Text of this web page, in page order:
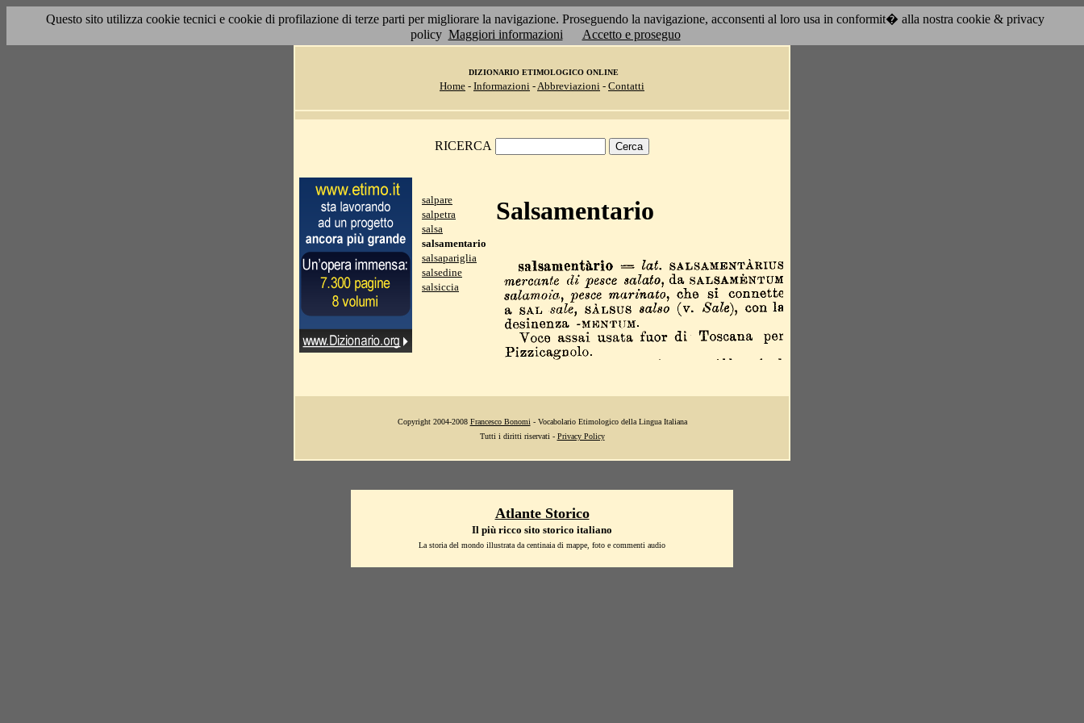
Questo sito utilizza cookie tecnici e cookie di profilazione di terze parti per migliorare la navigazione. Proseguendo la navigazione, acconsenti al loro usa in conformit� alla nostra cookie & privacy
policy Maggiori informazioni Accetto e proseguo
DIZIONARIO ETIMOLOGICO ONLINE
Home - Informazioni -Abbreviazioni - Contatti
RICERCA
salpare
salpetra
salsa
salsamentario
salsapariglia
salsedine
salsiccia
Salsamentario
Copyright 2004-2008 Francesco Bonomi - Vocabolario Etimologico della Lingua Italiana
Tutti i diritti riservati - Privacy Policy
Atlante Storico
Il più ricco sito storico italiano
La storia del mondo illustrata da centinaia di mappe, foto e commenti audio